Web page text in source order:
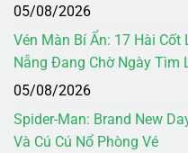
05/08/2026
Vén Màn Bí Ẩn: 17 Hài
Nẵng Đang Chờ Ngày Tìm
05/08/2026
Spider-Man: Brand New
Và Cú Cú Nổ Phòng Vé